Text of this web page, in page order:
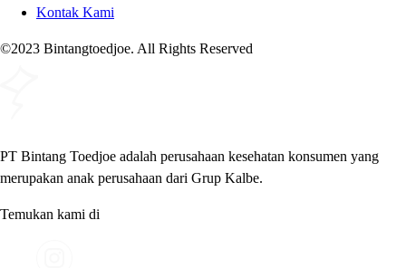
Kontak Kami
©2023 Bintangtoedjoe. All Rights Reserved
PT Bintang Toedjoe adalah perusahaan kesehatan konsumen yang
merupakan anak perusahaan dari Grup Kalbe.
Temukan kami di